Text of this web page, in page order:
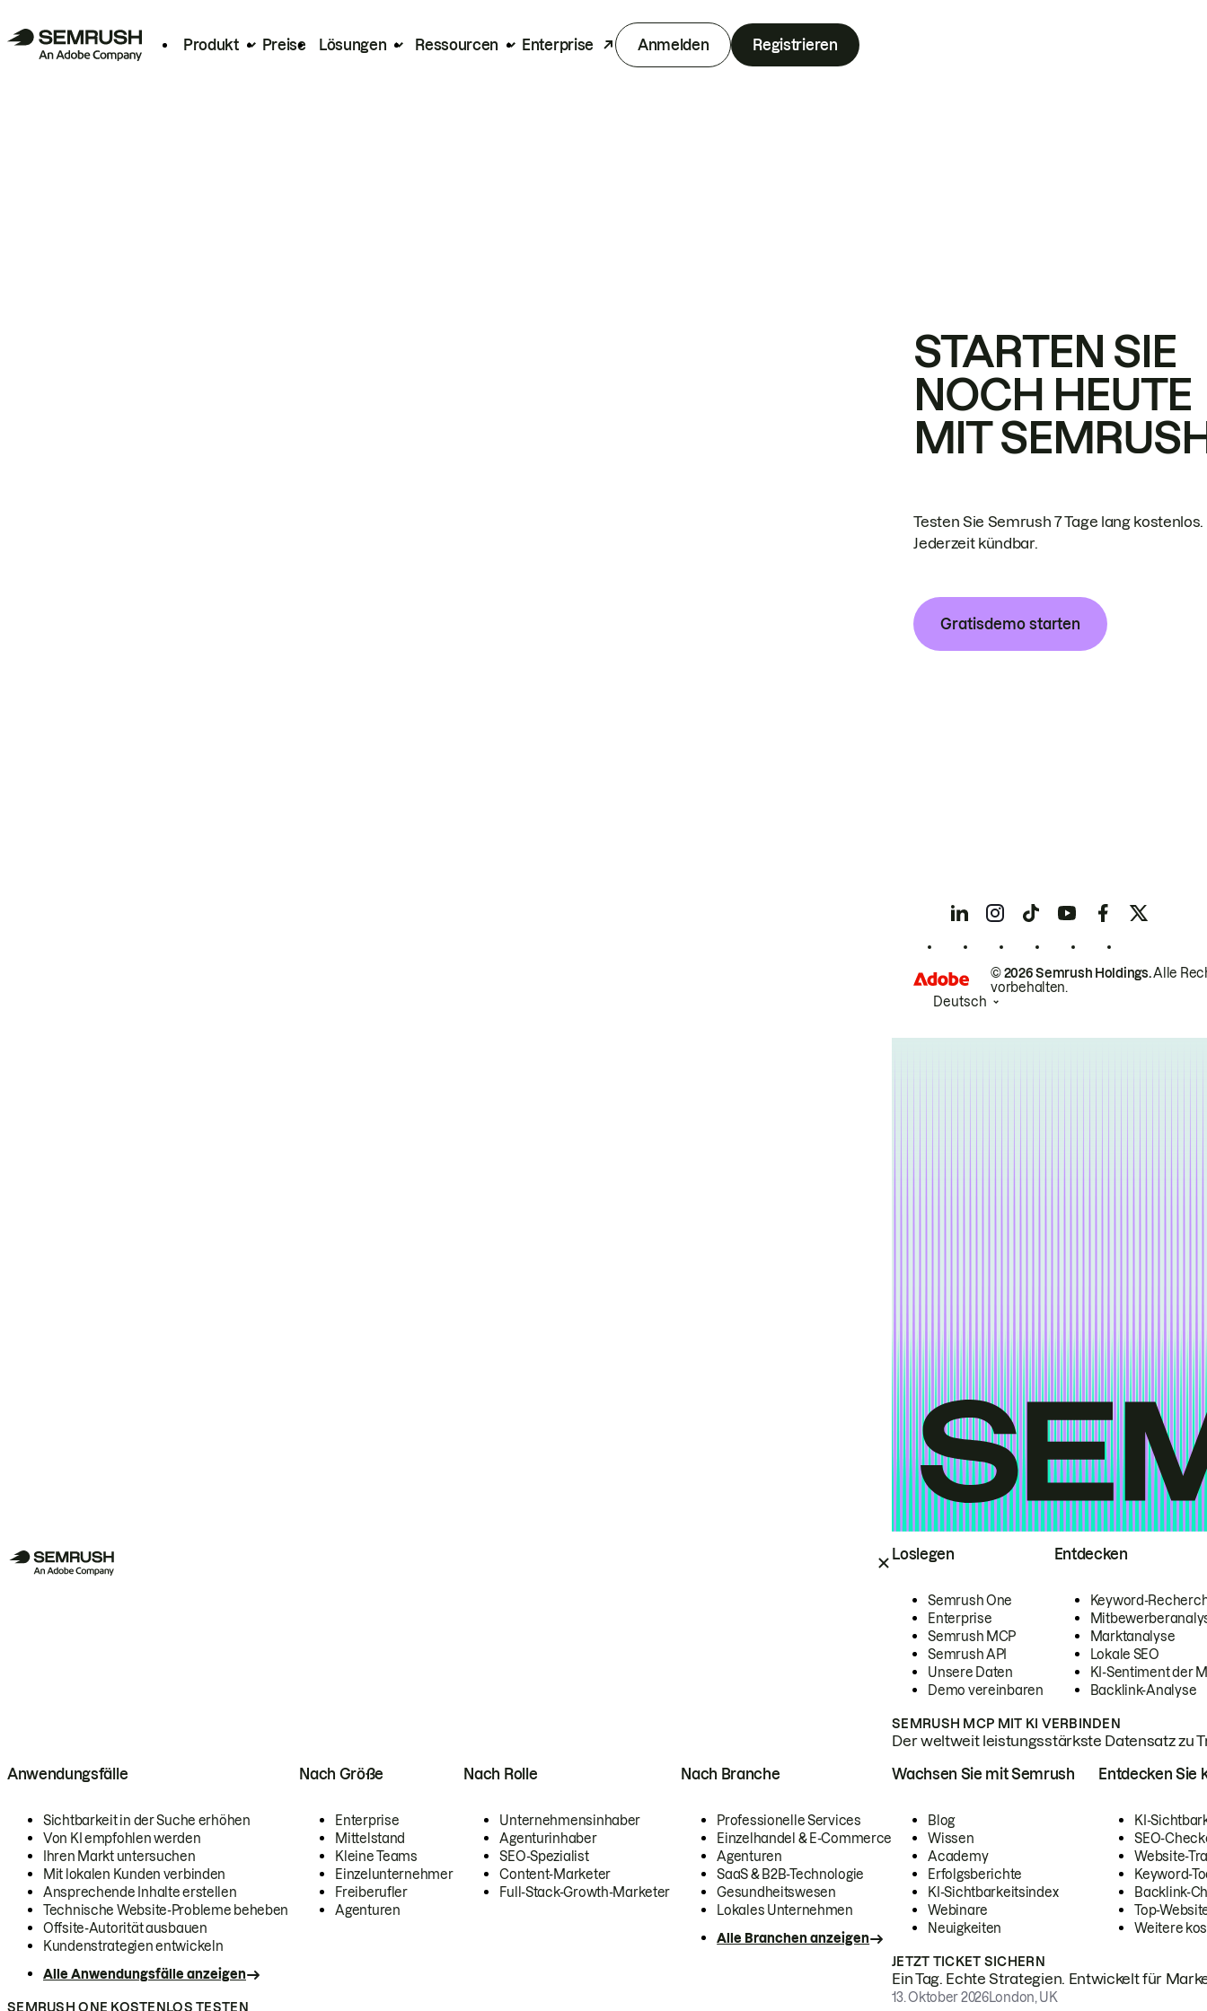
Produkt Preise Lösungen Ressourcen Enterprise Anmelden Registrieren
Loslegen
Semrush One
Enterprise
Semrush MCP
Semrush API
Unsere Daten
Demo vereinbaren
Entdecken
Keyword-
Marktanalyse
Lokale SEO
KI-Sentiment der
Backlink-Analyse
SEMRUSH MCP MIT KI VERBINDEN
Der weltweit leistungsstärkste Datensatz zu
Anwendungsfälle
Sichtbarkeit in der Suche erhöhen
Von KI empfohlen werden
Ihren Markt untersuchen
Mit lokalen Kunden verbinden
Ansprechende Inhalte erstellen
Technische Website-Probleme beheben
Offsite-Autorität ausbauen
Kundenstrategien entwickeln
Alle Anwendungsfälle anzeigen
Nach Größe
Enterprise
Mittelstand
Kleine Teams
Einzelunternehmer
Freiberufler
Agenturen
Nach Rolle
Unternehmensinhaber
Agenturinhaber
SEO-Spezialist
Content-Marketer
Full-Stack-Growth-Marketer
Nach Branche
Professionelle Services
Einzelhandel & E-Commerce
Agenturen
SaaS & B2B-Technologie
Gesundheitswesen
Lokales Unternehmen
Alle Branchen anzeigen
SEMRUSH ONE KOSTENLOS TESTEN
Wachsen Sie mit Semrush
Blog
Wissen
Academy
Erfolgsberichte
KI-Sichtbarkeitsindex
Webinare
Neuigkeiten
Entdecken Sie
KI-
SEO-
Website-
Keyword-
Backlink-
Top-
Weitere
JETZT TICKET SICHERN
Ein Tag. Echte Strategien. Entwickelt für
13. Oktober 2026London, UK
STARTEN SIE
NOCH HEUTE
MIT
Testen Sie Semrush 7 Tage lang kostenlos.
Jederzeit kündbar.
Gratisdemo starten
© 2026 Semrush Holdings.Alle
vorbehalten.
Deutsch